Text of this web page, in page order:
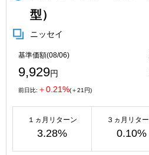
型）
ニッセイ
基準価額(08/06)
9,929円
前日比: ＋0.21%(＋21円)
１ヵ月リターン
3.28%
３ヵ月リタ
0.10%